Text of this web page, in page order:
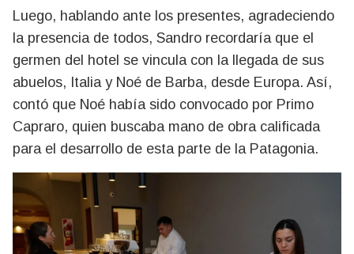
Luego, hablando ante los presentes, agradeciendo
la presencia de todos, Sandro recordaría que el
germen del hotel se vincula con la llegada de sus
abuelos, Italia y Noé de Barba, desde Europa. Así,
contó que Noé había sido convocado por Primo
Capraro, quien buscaba mano de obra calificada
para el desarrollo de esta parte de la Patagonia.